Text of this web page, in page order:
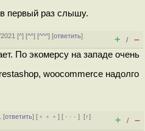
первый раз слышу.
[^] [^^] [^^^] [ответить]
+ / –
По экомерсу на западе очень
woocommerce надолго
[ответить] [ ﹢﹢﹢] [ · · ·][↑]
+ / –